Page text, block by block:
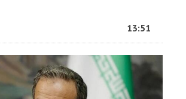
13:51